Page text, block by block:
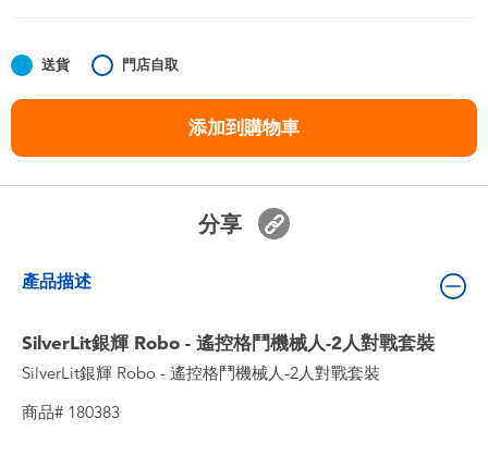
任天堂 Switch
送貨 門店自取
添加到購物車
分享
產品描述
SilverLit銀輝 Robo - 遙控格鬥機械人-2人對戰套裝
SilverLit銀輝 Robo - 遙控格鬥機械人-2人對戰套裝
商品# 180383